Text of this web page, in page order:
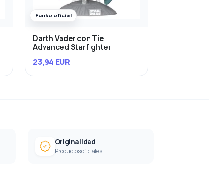
Funko oficial
Darth Vader con Tie
Advanced Starfighter
23,94 EUR
Originalidad
Productos oficiales